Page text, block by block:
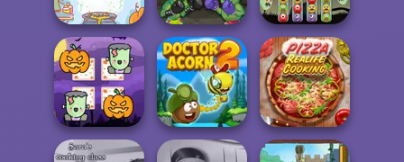
Witch's Potion
Ingredient Matc...
Troll Boxing Spooky Sort It!